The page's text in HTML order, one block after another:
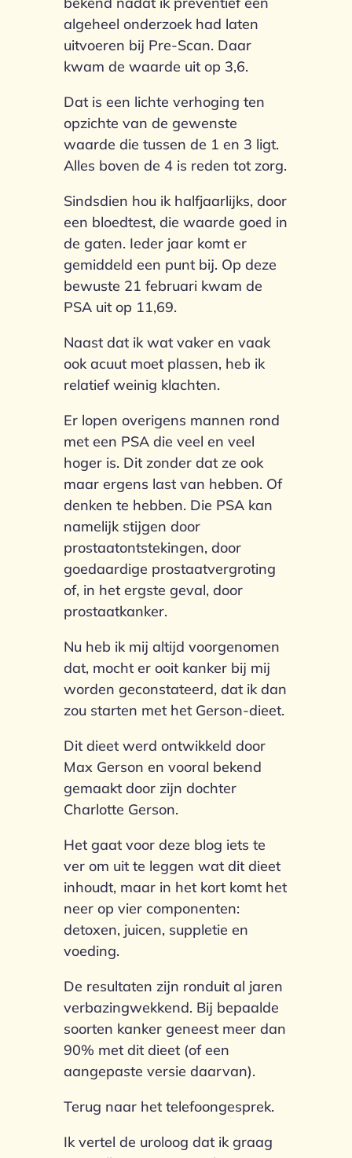
algeheel onderzoek had laten
uitvoeren bij Pre-Scan. Daar
kwam de waarde uit op 3,6.
Dat is een lichte verhoging ten
opzichte van de gewenste
waarde die tussen de 1 en 3 ligt.
Alles boven de 4 is reden tot zorg.
Sindsdien hou ik halfjaarlijks, door
een bloedtest, die waarde goed in
de gaten. Ieder jaar komt er
gemiddeld een punt bij. Op deze
bewuste 21 februari kwam de
PSA uit op 11,69.
Naast dat ik wat vaker en vaak
ook acuut moet plassen, heb ik
relatief weinig klachten.
Er lopen overigens mannen rond
met een PSA die veel en veel
hoger is. Dit zonder dat ze ook
maar ergens last van hebben. Of
denken te hebben. Die PSA kan
namelijk stijgen door
prostaatontstekingen, door
goedaardige prostaatvergroting
of, in het ergste geval, door
prostaatkanker.
Nu heb ik mij altijd voorgenomen
dat, mocht er ooit kanker bij mij
worden geconstateerd, dat ik dan
zou starten met het Gerson-dieet.
Dit dieet werd ontwikkeld door
Max Gerson en vooral bekend
gemaakt door zijn dochter
Charlotte Gerson.
Het gaat voor deze blog iets te
ver om uit te leggen wat dit dieet
inhoudt, maar in het kort komt het
neer op vier componenten:
detoxen, juicen, suppletie en
voeding.
De resultaten zijn ronduit al jaren
verbazingwekkend. Bij bepaalde
soorten kanker geneest meer dan
90% met dit dieet (of een
aangepaste versie daarvan).
Terug naar het telefoongesprek.
Ik vertel de uroloog dat ik graag